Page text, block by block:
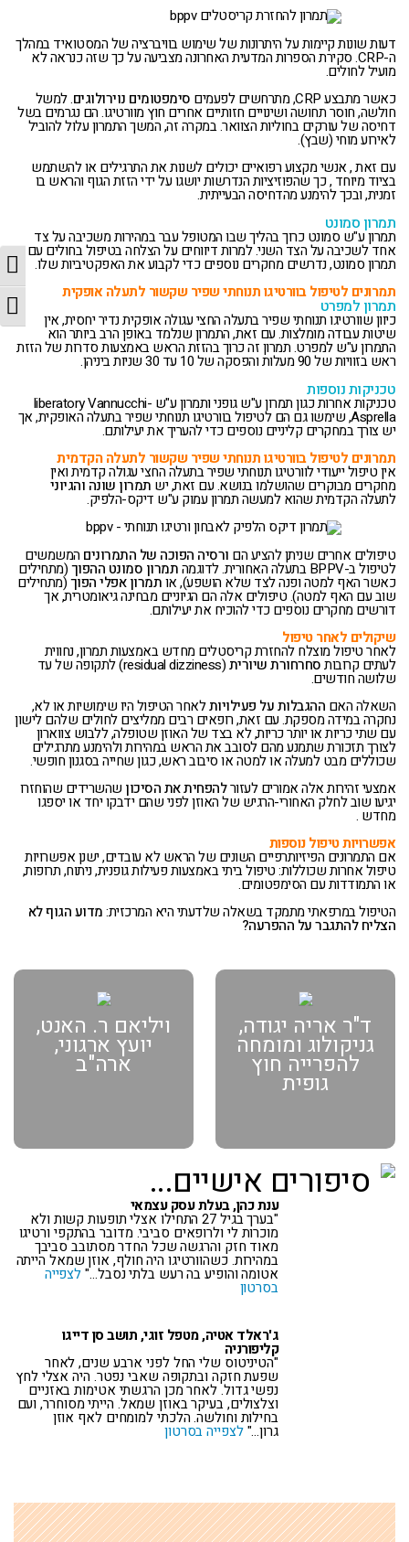
דעות שונות קיימות על היתרונות של שימוש בוויברציה של המסטואיד במהלך
ה-CRP. סקירת הספרות המדעית האחרונה מצביעה על כך שזה כנראה לא
מועיל לחולים.
כאשר מתבצע CRP, מתרחשים לפעמים
סימפטומים נוירולוגים. למשל
חולשה, חוסר תחושה ושינויים חזותיים אחרים חוץ מוורטיגו. הם נגרמים בשל
דחיסה של עורקים בחוליות הצוואר. במקרה זה, המשך התמרון עלול להוביל
לאירוע מוחי (שבץ).
עם זאת , אנשי מקצוע רפואיים יכולים לשנות את התרגילים או להשתמש
בציוד מיוחד , כך שהפוזיציות הנדרשות יושגו על ידי הזזת הגוף והראש בו
זמנית, ובכך להימנע מהדחיסה הבעייתית.
תמרון סמונט
תמרון ע"ש סמונט כרוך בהליך שבו המטופל עבר במהירות משכיבה על צד
אחד לשכיבה על הצד השני. למרות דיווחים על הצלחה בטיפול בחולים עם
תמרון סמונט, נדרשים מחקרים נוספים כדי לקבוע את האפקטיביות שלו.
תמרונים לטיפול בוורטיגו תנוחתי שפיר שקשור לתעלה אופקית
תמרון למפרט
כיוון שוורטיגו תנוחתי שפיר בתעלה החצי עגולה אופקית נדיר יחסית, אין
שיטות עבודה מומלצות. עם זאת, התמרון שנלמד באופן הרב ביותר הוא
התמרון ע"ש למפרט. תמרון זה כרוך בהזזת הראש באמצעות סדרות של הזזת
ראש בזוויות של 90 מעלות והפסקה של 10 עד 30 שניות ביניהן.
טכניקות נוספות
טכניקות אחרות כגון תמרון ע"ש גופני ותמרון ע"ש liberatory Vannucchi-
Asprella, שימשו גם הם לטיפול בוורטיגו תנוחתי שפיר בתעלה האופקית, אך
יש צורך במחקרים קליניים נוספים כדי להעריך את יעילותם.
תמרונים לטיפול בוורטיגו תנוחתי שפיר שקשור לתעלה הקדמית
אין טיפול ייעודי לוורטיגו תנוחתי שפיר בתעלה החצי עגולה קדמית ואין
מחקרים מבוקרים שהושלמו בנושא. עם זאת, יש תמרון שונה והגיוני
לתעלה הקדמית שהוא למעשה תמרון עמוק ע"ש דיקס-הלפיק.
טיפולים אחרים שניתן להציע הם ורסיה הפוכה של התמרונים המשמשים
לטיפול ב-BPPV בתעלה האחורית. לדוגמה תמרון סמונט ההפוך(מתחילים
כאשר האף למטה ופנה לצד שלא הושפע), אותמרון אפלי הפוך(מתחילים
שוב עם האף למטה). טיפולים אלה הם הגיוניים מבחינה גיאומטרית, אך
דורשים מחקרים נוספים כדי להוכיח את יעילותם.
שיקולים לאחר טיפול
לאחר טיפול מוצלח להחזרת קריסטלים מחדש באמצעות תמרון, נחווית
לעתים קרובותסחרחורת שיורית (residual dizziness) לתקופה של עד
שלושה חודשים.
השאלה האם ההגבלות על פעילויותלאחר הטיפול היו שימושיות או לא,
נחקרה במידה מספקת. עם זאת, רופאים רבים ממליצים לחולים שלהם לישון
עם שתי כריות או יותר כריות, לא בצד של האוזן שטופלה, ללבוש צווארון
לצורך תזכורת שתמנע מהם לסובב את הראש במהירות ולהימנע מתרגילים
שכוללים מבט למעלה או למטה או סיבוב ראש, כגון שחייה בסגנון חופשי.
אמצעי זהירות אלה אמורים לעזורלהפחית את הסיכון שהשרידים שהוחזרו
יגיעו שוב לחלק האחורי-הרגיש של האוזן לפני שהם ידבקו יחד או יספגו
מחדש .
אפשרויות טיפול נוספות
אם התמרונים הפיזיותרפיים השונים של הראש לא עובדים, ישנן אפשרויות
טיפול אחרות שכוללות: טיפול ביתי באמצעות פעילות גופנית, ניתוח, תרופות,
או התמודדות עם הסימפטומים.
הטיפול במרפאתי מתמקד בשאלה שלדעתי היא המרכזית:מדוע הגוף לא
הצליח להתגבר על ההפרעה?
ד"ר אריה יגודה,
גניקולוג ומומחה
להפרייה חוץ
גופית
ויליאם ר. האנט,
יועץ ארגוני,
ארה"ב
סיפורים אישיים...
ענת כהן, בעלת עסק עצמאי
"בערך בגיל 27 התחילו אצלי תופעות קשות ולא
מוכרות לי ולרופאים סביבי. מדובר בהתקפי ורטיגו
מאוד חזק והרגשה שכל החדר מסתובב סביבך
במהירות. כשהוורטיגו היה חולף, אוזן שמאל הייתה
אטומה והופיע בה רעש בלתי נסבל…"לצפייה
בסרטון
ג'ראלד אטיה, מטפל זוגי, תושב סן דייגו
קליפורניה
"הטיניטוס שלי החל לפני ארבע שנים, לאחר
שפעת חזקה ובתקופה שאבי נפטר. היה אצלי לחץ
נפשי גדול. לאחר מכן הרגשתי אטימות באזניים
וצלצולים, בעיקר באוזן שמאל. הייתי מסוחרר, ועם
בחילות וחולשה. הלכתי למומחים לאף אוזן
גרון…"לצפייה בסרטון